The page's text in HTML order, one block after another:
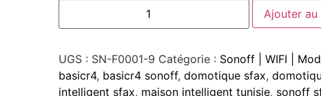
Ajouter au
UGS : SN-F0001-9 Catégorie : Sonoff | WIFI |
basicr4, basicr4 sonoff, domotique sfax,
intelligent sfax, maison intelligent tunisie, sonoff